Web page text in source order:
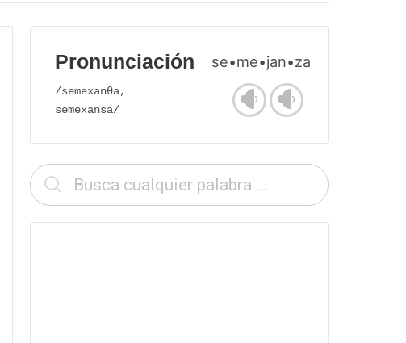
Pronunciación se•me•jan•za
/semexanθa,
semexansa/